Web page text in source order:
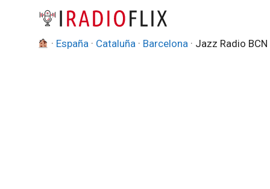
contenido
· España · Cataluña · Barcelona · Jazz Radio BCN